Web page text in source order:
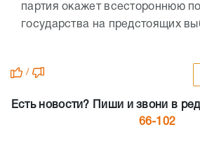
партия окажет всестороннюю
государства на предстоящих
/
Есть новости? Пиши и звони в
66-102